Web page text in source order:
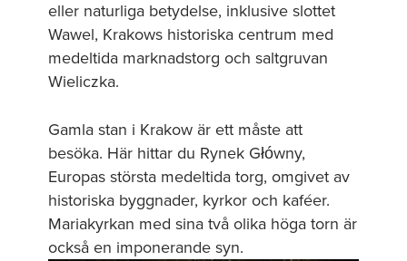
eller naturliga betydelse, inklusive slottet
Wawel, Krakows historiska centrum med
medeltida marknadstorg och saltgruvan
Wieliczka.
Gamla stan i Krakow är ett måste att
besöka. Här hittar du Rynek Główny,
Europas största medeltida torg, omgivet av
historiska byggnader, kyrkor och kaféer.
Mariakyrkan med sina två olika höga torn är
också en imponerande syn.